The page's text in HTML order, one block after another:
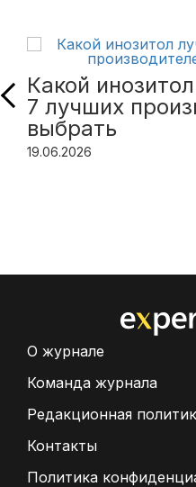
Какой
7 лучших
выбрать
19.06.2026
О журнале
Команда журнала
Редакционная
Контакты
Политика